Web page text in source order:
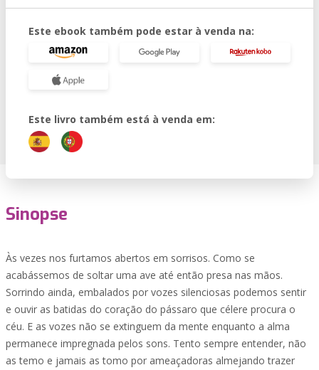
Este ebook também pode estar à venda na:
Este livro também está à venda em:
Sinopse
Às vezes nos furtamos abertos em sorrisos. Como se
acabássemos de soltar uma ave até então presa nas mãos.
Sorrindo ainda, embalados por vozes silenciosas podemos sentir
e ouvir as batidas do coração do pássaro que célere procura o
céu. E as vozes não se extinguem da mente enquanto a alma
permanece impregnada pelos sons. Tento sempre entender, não
as temo e jamais as tomo por ameaçadoras almejando trazer